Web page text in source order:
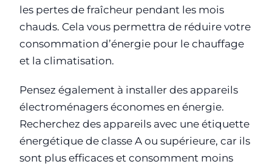
les pertes de fraîcheur pendant les mois
chauds. Cela vous permettra de réduire votre
consommation d’énergie pour le chauffage
et la climatisation.
Pensez également à installer des appareils
électroménagers économes en énergie.
Recherchez des appareils avec une étiquette
énergétique de classe A ou supérieure, car ils
sont plus efficaces et consomment moins